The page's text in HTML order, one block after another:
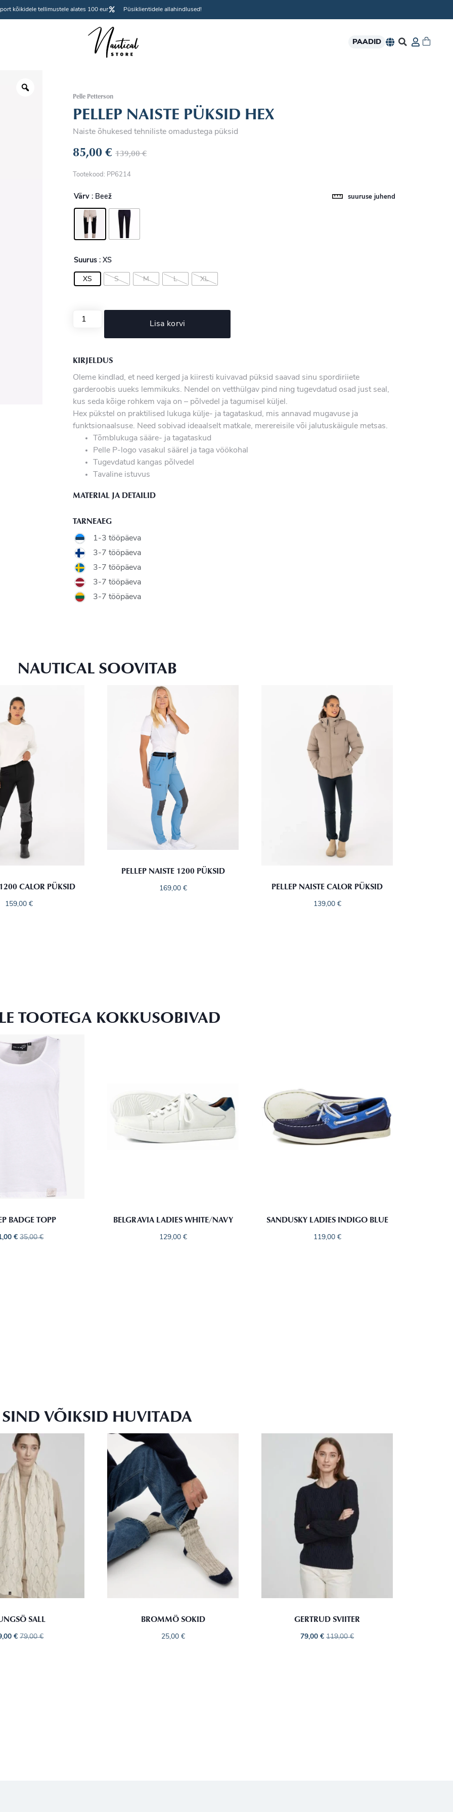
kõikidele tellimustele alates 100 eur Püsiklientidele allahindlused!
PAADID
Pelle Petterson
PELLEP NAISTE PÜKSID HEX
Naiste õhukesed tehniliste omadustega püksid
85,00€ 139,00€
Tootekood: PP6214
Värv : Beež
Suurus : XS
XS S M L XL
suuruse juhend
Lisa korvi
KIRJELDUS
Oleme kindlad, et need kerged ja kiiresti kuivavad püksid saavad sinu spordiriiete
garderoobis uueks lemmikuks. Nendel on vetthülgav pind ning tugevdatud osad just seal,
kus seda kõige rohkem vaja on – põlvedel ja tagumisel küljel.
Hex pükstel on praktilised lukuga külje- ja tagataskud, mis annavad mugavuse ja
funktsionaalsuse. Need sobivad ideaalselt matkale, merereisile või jalutuskäigule metsas.
Tõmblukuga sääre- ja tagataskud
Pelle P-logo vasakul säärel ja taga vöökohal
Tugevdatud kangas põlvedel
Tavaline istuvus
MATERIAL JA DETAILID
TARNEAEG
1-3 tööpäeva
3-7 tööpäeva
3-7 tööpäeva
3-7 tööpäeva
3-7 tööpäeva
NAUTICAL SOOVITAB
CALOR PÜKSID
159,00 €
PELLEP NAISTE 1200 PÜKSID
169,00 € PELLEP NAISTE CALOR PÜKSID
139,00 €
TOOTEGA KOKKUSOBIVAD
BADGE TOPP
€ 35,00€
BELGRAVIA LADIES WHITE/NAVY
129,00 €
SANDUSKY LADIES INDIGO BLUE
119,00 €
SIND VÕIKSID HUVITADA
SALL
€ 79,00€
BROMMÖ SOKID
25,00 €
GERTRUD SVIITER
79,00€ 119,00€